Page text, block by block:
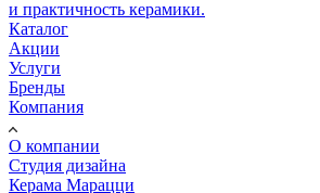
и практичность керамики.
Каталог
Акции
Услуги
Бренды
Компания
О компании
Студия дизайна
Керама Марацци